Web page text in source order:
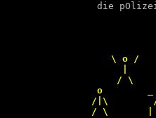
die
\ o /
|
/ \
o
/|\
/ \